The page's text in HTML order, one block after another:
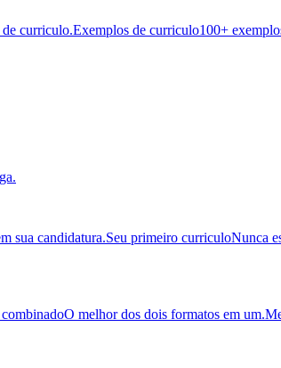
de curriculo.Exemplos de curriculo100+
sua candidatura.Seu primeiro curriculoNunca
O melhor dos dois formatos em um.